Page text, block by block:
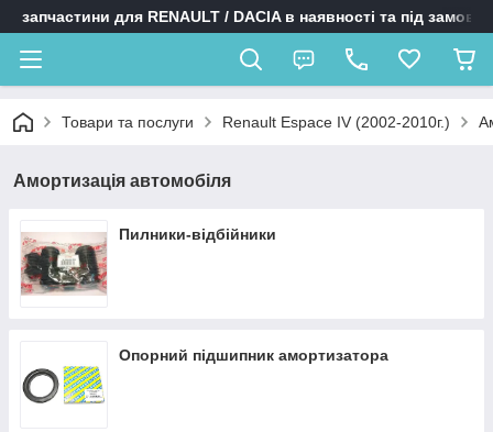
запчастини для RENAULT / DACIA в наявності та під
Товари та послуги Renault Espace IV (2002-2010г.)
Амортизація автомобіля
Пилники-відбійники
Опорний підшипник амортизатора